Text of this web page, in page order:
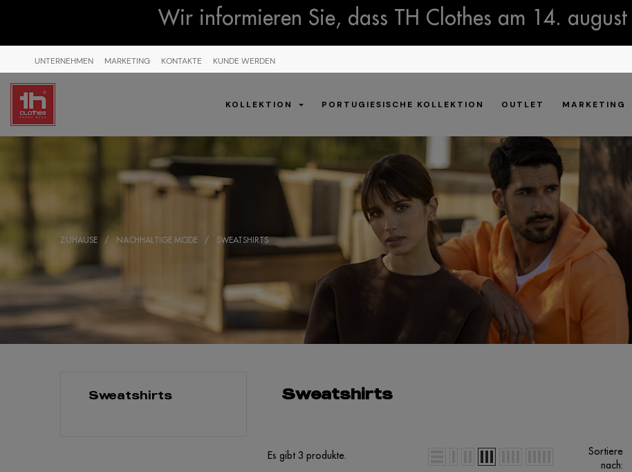
Wir informieren Sie, dass TH Clothes am 14. august
UNTERNEHMEN MARKETING KONTAKTE KUNDE WERDEN
KOLLEKTION PORTUGIESISCHE KOLLEKTION OUTLET MARKETING
ZUHAUSE NACHHALTIGE MODE SWEATSHIRTS
Sweatshirts Sweatshirts
Es gibt 3 produkte.
Sortiere
nach: